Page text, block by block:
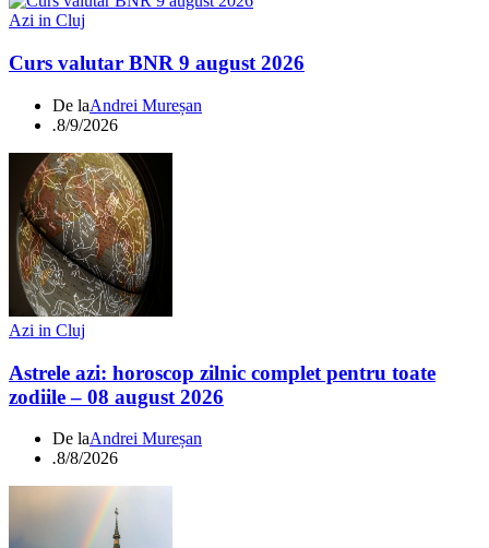
Azi in Cluj
Curs valutar BNR 9 august 2026
De laAndrei Mureșan
.8/9/2026
Azi in Cluj
Astrele azi: horoscop zilnic complet pentru toate
zodiile – 08 august 2026
De laAndrei Mureșan
.8/8/2026